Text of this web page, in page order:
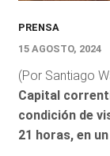
PRENSA
15 AGOSTO, 2024
(Por Santiago
Capital
condición de
21 horas, en